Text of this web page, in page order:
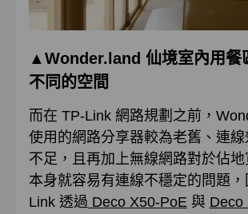
▲Wonder.land 仙境室內用餐
不同的空間
而在 TP-Link 網路規劃之前，
使用的網路分享器較為老舊、連
不足，且再加上無線網路對於佔地
本身就容易有連線不穩定的問題
Link 透過 Deco X50-PoE 與 Deco